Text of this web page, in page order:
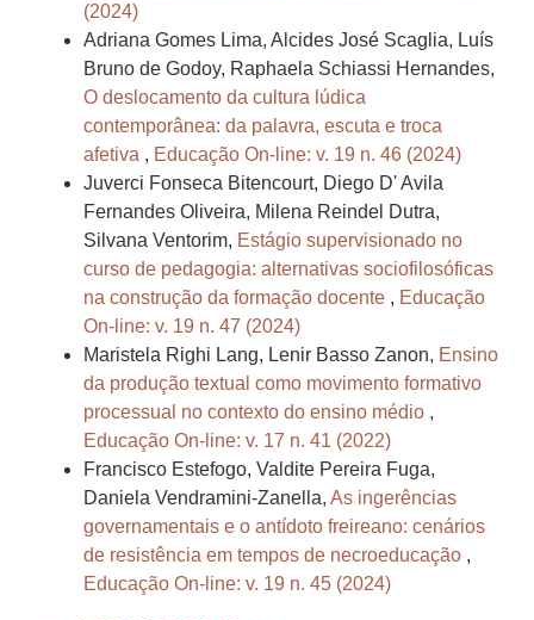
(2024)
Adriana Gomes Lima, Alcides José Scaglia, Luís
Bruno de Godoy, Raphaela Schiassi Hernandes,
O deslocamento da cultura lúdica
contemporânea: da palavra, escuta e troca
afetiva , Educação On-line: v. 19 n. 46 (2024)
Juverci Fonseca Bitencourt, Diego D' Avila
Fernandes Oliveira, Milena Reindel Dutra,
Silvana Ventorim, Estágio supervisionado no
curso de pedagogia: alternativas sociofilosóficas
na construção da formação docente , Educação
On-line: v. 19 n. 47 (2024)
Maristela Righi Lang, Lenir Basso Zanon, Ensino
da produção textual como movimento formativo
processual no contexto do ensino médio ,
Educação On-line: v. 17 n. 41 (2022)
Francisco Estefogo, Valdite Pereira Fuga,
Daniela Vendramini-Zanella, As ingerências
governamentais e o antídoto freireano: cenários
de resistência em tempos de necroeducação ,
Educação On-line: v. 19 n. 45 (2024)